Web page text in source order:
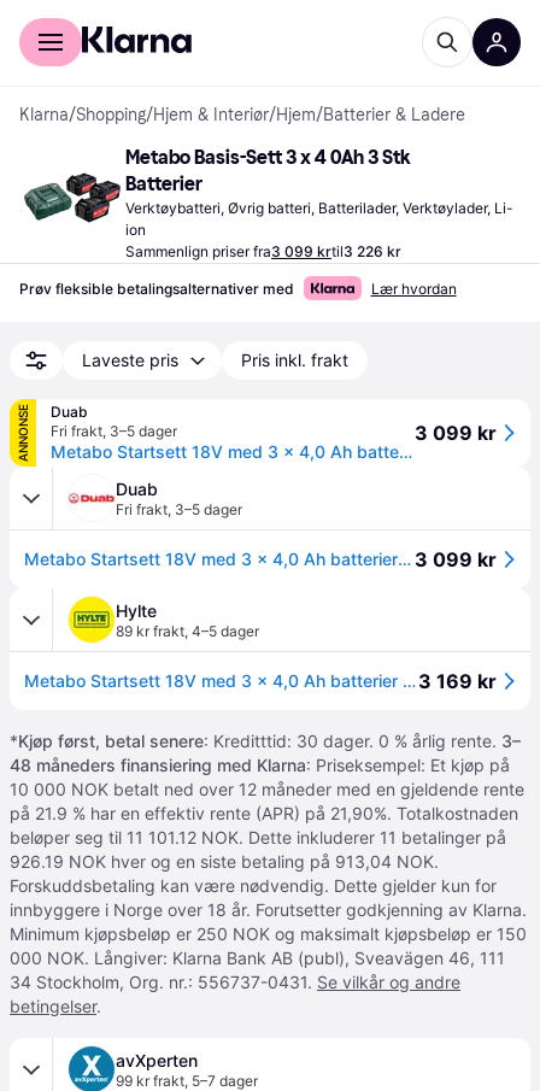
For kunder
Klarna/Shopping/Hjem & Interiør/Hjem/Batterier & Ladere
Metabo Basis-Sett 3 x 4 0Ah 3 Stk
Batterier
Verktøybatteri, Øvrig batteri, Batterilader, Verktøylader, Li-
ion
Sammenlign priser fra3 099 krtil3 226 kr
Prøv fleksible betalingsalternativer med Lær hvordan
Laveste pris Pris inkl. frakt
ANNONSE
Duab
Fri frakt, 3–5 dager
Metabo Startsett 18V med 3 x 4,0 Ah batterier og lader ASC 30–36V
3 099 kr
Duab
Fri frakt, 3–5 dager
Metabo Startsett 18V med 3 x 4,0 Ah batterier og lader ASC 30–36V 3 099 kr
Hylte
89 kr frakt, 4–5 dager
Metabo Startsett 18V med 3 x 4,0 Ah batterier og lader ASC 30–36V3 169 kr
*Kjøp først, betal senere: Kreditttid: 30 dager. 0 % årlig rente. 3–
48 måneders finansiering med Klarna: Priseksempel: Et kjøp på
10 000 NOK betalt ned over 12 måneder med en gjeldende rente
på 21.9 % har en effektiv rente (APR) på 21,90%. Totalkostnaden
beløper seg til 11 101.12 NOK. Dette inkluderer 11 betalinger på
926.19 NOK hver og en siste betaling på 913,04 NOK.
Forskuddsbetaling kan være nødvendig. Dette gjelder kun for
innbyggere i Norge over 18 år. Forutsetter godkjenning av Klarna.
Minimum kjøpsbeløp er 250 NOK og maksimalt kjøpsbeløp er 150
000 NOK. Långiver: Klarna Bank AB (publ), Sveavägen 46, 111
34 Stockholm, Org. nr.: 556737-0431. Se vilkår og andre
betingelser.
avXperten
99 kr frakt, 5–7 dager